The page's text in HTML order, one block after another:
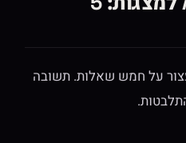
על חמש שאלות. תשובה